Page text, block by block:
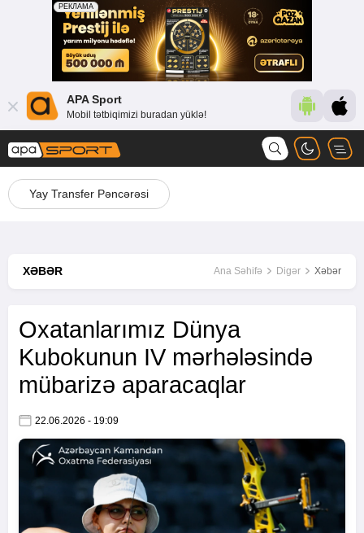
APA Sport
Mobil tətbiqimizi buradan yüklə!
Yay Transfer Pəncərəsi
XƏBƏR Ana Səhifə Digər Xəbər
Oxatanlarımız Dünya
Kubokunun IV mərhələsində
mübarizə aparacaqlar
22.06.2026 - 19:09